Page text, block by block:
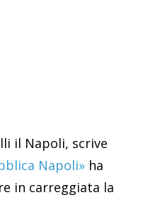
il Napoli, scrive
Napoli» ha
in carreggiata la